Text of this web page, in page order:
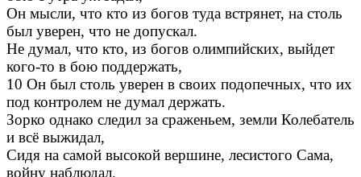
Он мысли, что кто из богов туда встрянет, на столь
был уверен, что не допускал.
Не думал, что кто, из богов олимпийских, выйдет
кого-то в бою поддержать,
10 Он был столь уверен в своих подопечных, что их
под контролем не думал держать.
Зорко однако следил за сраженьем, земли Колебатель
и всё выжидал,
Сидя на самой высокой вершине, лесистого Сама,
войну наблюдал.